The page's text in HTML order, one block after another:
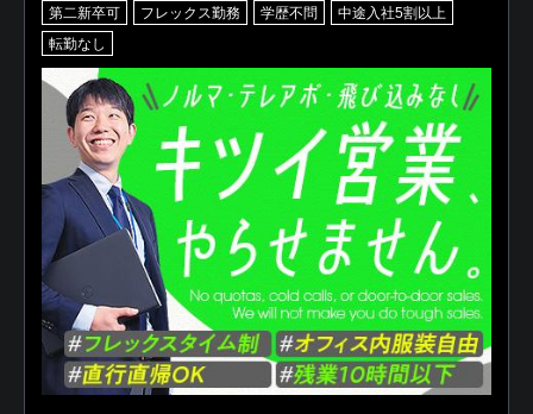
第二新卒可 フレックス勤務 学歴不問
中途入社5割以上
転勤なし